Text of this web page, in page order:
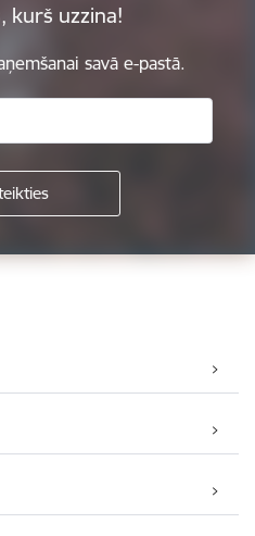
kurš uzzina!
savā e-pastā.